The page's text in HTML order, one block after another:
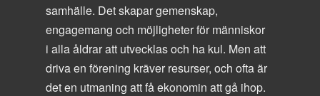
samhälle. Det skapar gemenskap,
engagemang och möjligheter för människor
i alla åldrar att utvecklas och ha kul. Men att
driva en förening kräver resurser, och ofta är
det en utmaning att få ekonomin att gå ihop.